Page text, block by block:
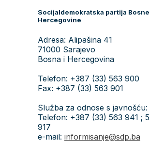
Socijaldemokratska partija
Hercegovine
Adresa: Alipašina 41
71000 Sarajevo
Bosna i Hercegovina
Telefon: +387 (33) 563 900
Fax: +387 (33) 563 901
Služba za odnose s javnošću:
Telefon: +387 (33) 563 941 ;
917
e-mail: informisanje@sdp.ba